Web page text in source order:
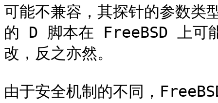
可能不兼容，其探针的参数
的 D 脚本在 FreeBSD 上可
改，反之亦然。
由于安全机制的不同，